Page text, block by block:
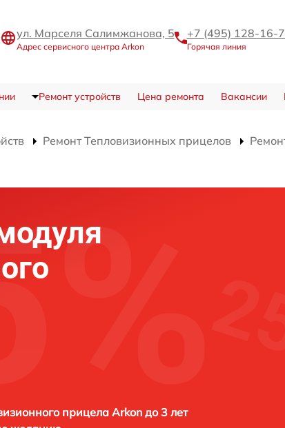
ул. Марселя Салимжанова, 5
Адрес сервисного центра Arkon
+7 (495) 128-16-
Горячая линия
Ремонт устройств Цена ремонта Вакансии
Ремонт Тепловизионных прицелов
прицела Arkon до 3 лет